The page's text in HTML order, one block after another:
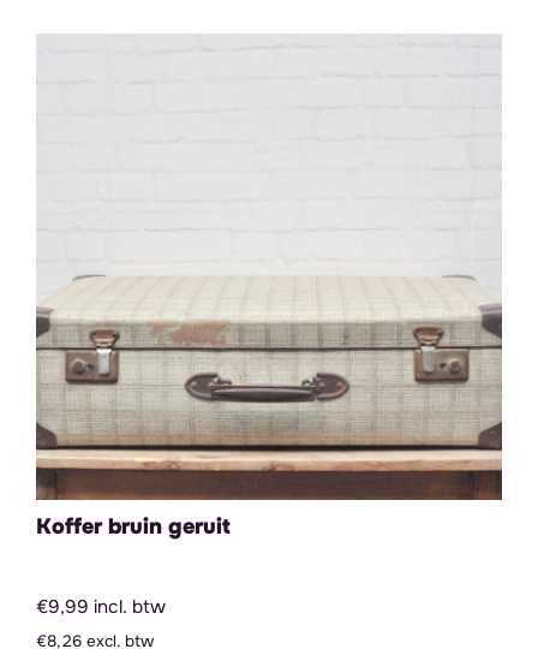
Koffer bruin geruit
€9,99 incl. btw
€8,26 excl. btw